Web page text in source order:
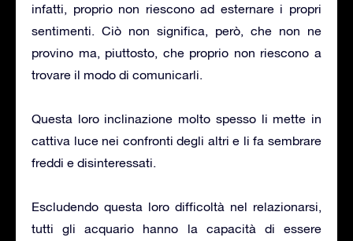
infatti, proprio non riescono ad esternare i propri
sentimenti. Ciò non significa, però, che non ne
provino ma, piuttosto, che proprio non riescono a
trovare il modo di comunicarli.
Questa loro inclinazione molto spesso li mette in
cattiva luce nei confronti degli altri e li fa sembrare
freddi e disinteressati.
Escludendo questa loro difficoltà nel relazionarsi,
tutti gli acquario hanno la capacità di essere